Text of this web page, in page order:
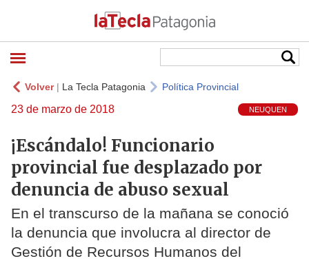
Volver| La Tecla Patagonia Política Provincial
23 de marzo de 2018 NEUQUEN
¡Escándalo! Funcionario
provincial fue desplazado por
denuncia de abuso sexual
En el transcurso de la mañana se conoció
la denuncia que involucra al director de
Gestión de Recursos Humanos del